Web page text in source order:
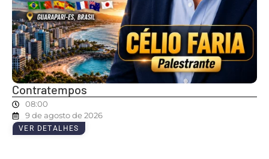
Contratempos
08:00
9 de agosto de 2026
VER DETALHES